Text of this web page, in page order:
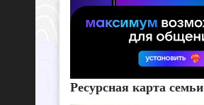
Ресурсная карта семьи